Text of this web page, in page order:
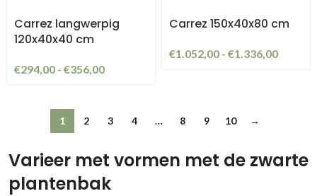
Carrez langwerpig
120x40x40 cm
€294,00 - €356,00
Carrez 150x40x80 cm
€1.052,00 - €1.336,00
1 2 3 4 … 8 9 10 →
Varieer met vormen met de zwarte
plantenbak